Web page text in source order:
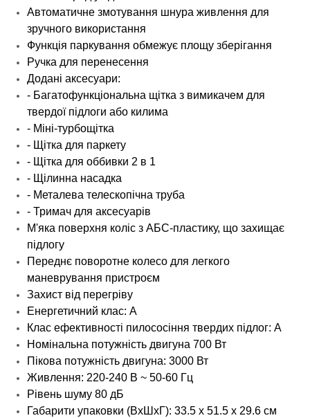
Автоматичне змотування шнура живлення для
зручного використання
Функція паркування обмежує площу зберігання
Ручка для перенесення
Додані аксесуари:
- Багатофункціональна щітка з вимикачем для
твердої підлоги або килима
- Міні-турбощітка
- Щітка для паркету
- Щітка для оббивки 2 в 1
- Щілинна насадка
- Металева телескопічна труба
- Тримач для аксесуарів
М'яка поверхня коліс з АБС-пластику, що захищає
підлогу
Переднє поворотне колесо для легкого
маневрування пристроєм
Захист від перегріву
Енергетичний клас: A
Клас ефективності пилососіння твердих підлог: A
Номінальна потужність двигуна 700 Вт
Пікова потужність двигуна: 3000 Вт
Живлення: 220-240 В ~ 50-60 Гц
Рівень шуму 80 дБ
Габарити упаковки (ВхШхГ):33.5 х 51.5 х 29.6 см